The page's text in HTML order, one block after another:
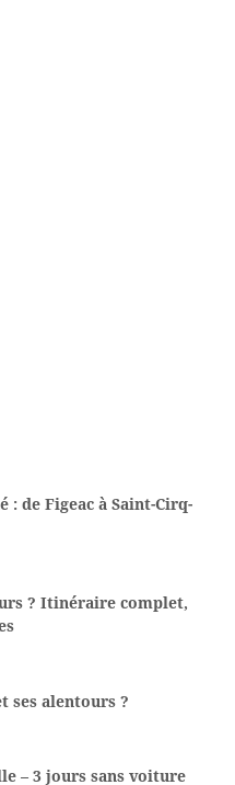
: de Figeac à Saint-Cirq-
? Itinéraire complet,
ses alentours ?
– 3 jours sans voiture